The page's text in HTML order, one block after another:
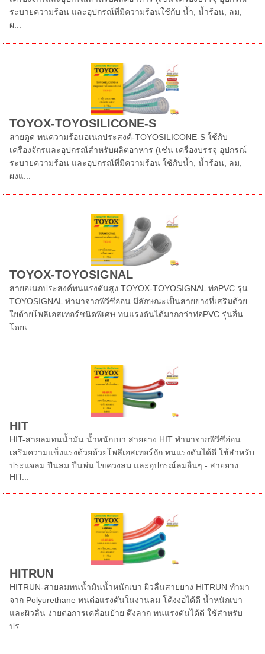
ระบายความร้อน และอุปกรณ์ที่มีความร้อนใช้กับ น้ำ, น้ำร้อน, ลม,
ผ...
TOYOX-TOYOSILICONE-S
สายดูด ทนความร้อนอเนกประสงค์-TOYOSILICONE-S ใช้กับ
เครื่องจักรและอุปกรณ์สำหรับผลิตอาหาร (เช่น เครื่องบรรจุ อุปกรณ์
ระบายความร้อน และอุปกรณ์ที่มีความร้อน ใช้กับน้ำ, น้ำร้อน, ลม,
ผงแ...
TOYOX-TOYOSIGNAL
สายอเนกประสงค์ทนแรงดันสูง TOYOX-TOYOSIGNAL ท่อPVC รุ่น
TOYOSIGNAL ทำมาจากพีวีซีอ่อน มีลักษณะเป็นสายยางที่เสริมด้วย
ใยด้ายโพลิเอสเทอร์ชนิดพิเศษ ทนแรงดันได้มากกว่าท่อPVC รุ่นอื่น
โดยเ...
HIT
HIT-สายลมทนน้ำมัน น้ำหนักเบา สายยาง HIT ทำมาจากพีวีซีอ่อน
เสริมความแข็งแรงด้วยด้วยโพลีเอสเทอร์ถัก ทนแรงดันได้ดี ใช้สำหรับ
ประแจลม ปืนลม ปืนพ่น ไขควงลม และอุปกรณ์ลมอื่นๆ - สายยาง
HIT...
HITRUN
HITRUN-สายลมทนน้ำมันน้ำหนักเบา ผิวลื่นสายยาง HITRUN ทำมา
จาก Polyurethane ทนต่อแรงดันในงานลม โค้งงอได้ดี น้ำหนักเบา
และผิวลื่น ง่ายต่อการเคลื่อนย้าย ดึงลาก ทนแรงดันได้ดี ใช้สำหรับ
ปร...